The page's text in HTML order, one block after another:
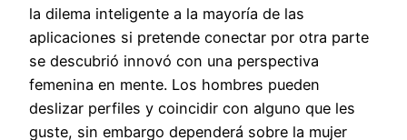
la dilema inteligente a la mayoría de las
aplicaciones si pretende conectar por otra parte
se descubrió innovó con una perspectiva
femenina en mente. Los hombres pueden
deslizar perfiles y coincidir con alguno que les
guste, sin embargo dependerá sobre la mujer